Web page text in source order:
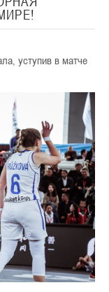
уступив в матче